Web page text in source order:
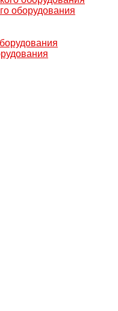
оборудования